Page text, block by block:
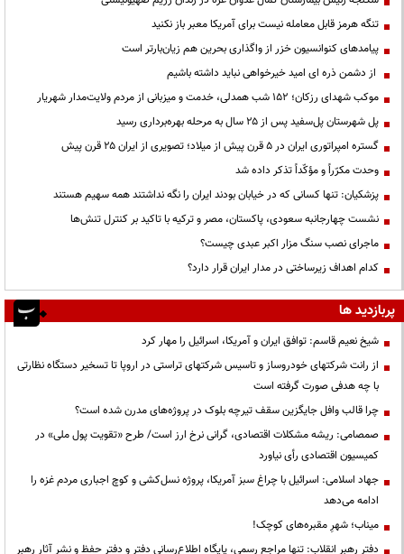
تنگه هرمز قابل معامله نیست برای آمریکا معبر باز نکنید
پیامدهای کنوانسیون خزر از واگذاری بحرین هم زیان‌بارتر است
از دشمن ذره ای امید خیرخواهی نباید داشته باشیم
موکب شهدای رزکان؛ ۱۵۲ شب همدلی، خدمت و میزبانی از مردم ولایت‌مدار شهریار
پل شهرستان پل‌سفید پس از ۲۵ سال به مرحله بهره‌برداری رسید
گستره امپراتوری ایران در ۵ قرن پیش از میلاد؛ تصویری از ایران ۲۵ قرن پیش
وحدت مکرّراً و مؤکّداً تذکر داده شد
پزشکیان: تنها کسانی که در خیابان بودند ایران را نگه نداشتند همه سهیم هستند
نشست چهارجانبه سعودی، پاکستان، مصر و ترکیه با تاکید بر کنترل تنش‌ها
ماجرای نصب سنگ مزار اکبر عبدی چیست؟
کدام اهداف زیرساختی در مدار ایران قرار دارد؟
پربازدید ها
شیخ نعیم قاسم: توافق ایران و آمریکا، اسرائیل را مهار کرد
از رانت‌ شرکتهای خودروساز و تاسیس شرکتهای تراستی در اروپا تا تسخیر دستگاه نظارتی
با چه هدفی صورت گرفته است
چرا قالب وافل جایگزین سقف تیرچه بلوک در پروژه‌های مدرن شده است؟
صمصامی: ریشه مشکلات اقتصادی، گرانی نرخ ارز است/ طرح «تقویت پول ملی» در
کمیسیون اقتصادی رأی نیاورد
جهاد اسلامی: اسرائیل با چراغ سبز آمریکا، پروژه نسل‌کشی و کوچ اجباری مردم غزه را
ادامه می‌دهد
میناب؛ شهرِ مقبره‌های کوچک!
دفتر رهبر انقلاب: تنها مراجع رسمی، پایگاه اطلاع‌رسانی دفتر و دفتر حفظ و نشر آثار رهبر